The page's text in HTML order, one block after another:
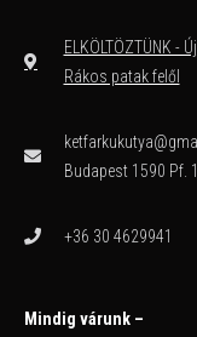
ELKÖLTÖZTÜNK -
Rákos patak felől
Budapest 1590 Pf.
+36 30 4629941
Mindig várunk –